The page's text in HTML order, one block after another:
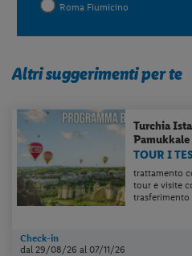
Roma Fiumicino
Altri suggerimenti per te
Turchia
TOUR I
trattamento
tour e visite
Check-in
dal 29/08/26al 07/11/26